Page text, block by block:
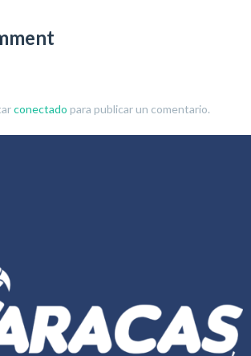
conectado para publicar un comentario.